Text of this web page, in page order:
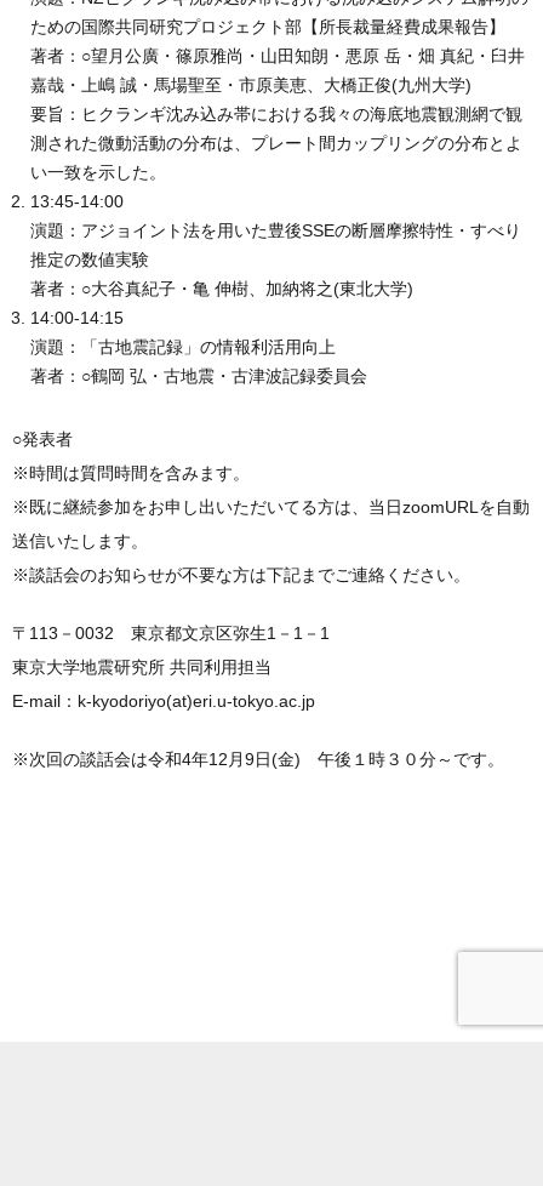
ための国際共同研究プロジェクト部【所長裁量経費成果報告】
著者：○望月公廣・篠原雅尚・山田知朗・悪原 岳・畑 真紀・臼井
嘉哉・上嶋 誠・馬場聖至・市原美恵、大橋正俊(九州大学)
要旨：ヒクランギ沈み込み帯における我々の海底地震観測網で観
測された微動活動の分布は、プレート間カップリングの分布とよ
い一致を示した。
13:45-14:00
演題：アジョイント法を用いた豊後SSEの断層摩擦特性・すべり
推定の数値実験
著者：○大谷真紀子・亀 伸樹、加納将之(東北大学)
14:00-14:15
演題：「古地震記録」の情報利活用向上
著者：○鶴岡 弘・古地震・古津波記録委員会
○発表者
※時間は質問時間を含みます。
※既に継続参加をお申し出いただいてる方は、当日zoomURLを自動
送信いたします。
※談話会のお知らせが不要な方は下記までご連絡ください。
〒113－0032 東京都文京区弥生1－1－1
東京大学地震研究所 共同利用担当
E-mail：k-kyodoriyo(at)eri.u-tokyo.ac.jp
※次回の談話会は令和4年12月9日(金) 午後１時３０分～です。